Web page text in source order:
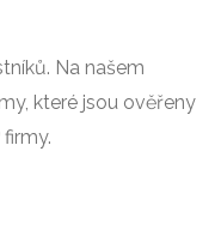
Na našem
které jsou ověřeny